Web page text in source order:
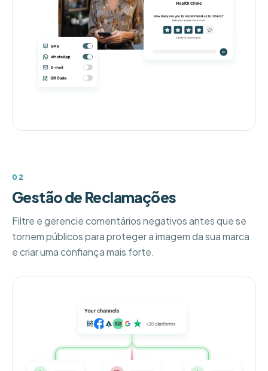
02
Gestão de Reclamações
Filtre e gerencie comentários negativos antes que se
tornem públicos para proteger a imagem da sua marca
e criar uma confiança mais forte.